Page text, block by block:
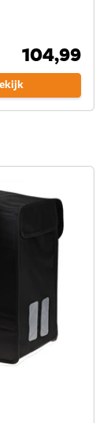
104,99